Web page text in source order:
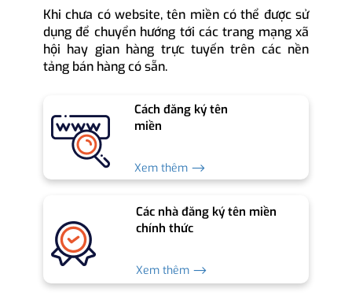
Khi chưa có website, tên miền có thể được sử
dụng để chuyển hướng tới các trang mạng xã
hội hay gian hàng trực tuyến trên các nền
tảng bán hàng có sẵn.
Cách đăng ký tên
miền
Xem thêm ⟶
Các nhà đăng ký tên miền
chính thức
Xem thêm ⟶